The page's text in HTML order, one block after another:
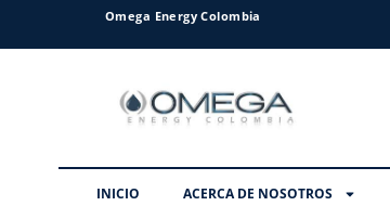
Omega Energy Colombia
INICIO ACERCA DE NOSOTROS